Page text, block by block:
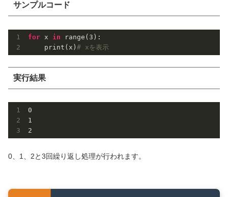
サンプルコード
for x in range( 3 ):
    print(x)
# xを表示
実行結果
0
1
2
0、1、2と3回繰り返し処理が行われます。